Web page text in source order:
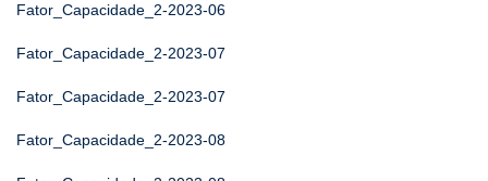
Fator_Capacidade_2-2023-06
Fator_Capacidade_2-2023-07
Fator_Capacidade_2-2023-07
Fator_Capacidade_2-2023-08